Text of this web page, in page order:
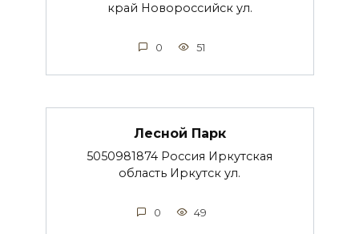
край Новороссийск ул.
0 51
Лесной Парк
5050981874 Россия Иркутская
область Иркутск ул.
0 49